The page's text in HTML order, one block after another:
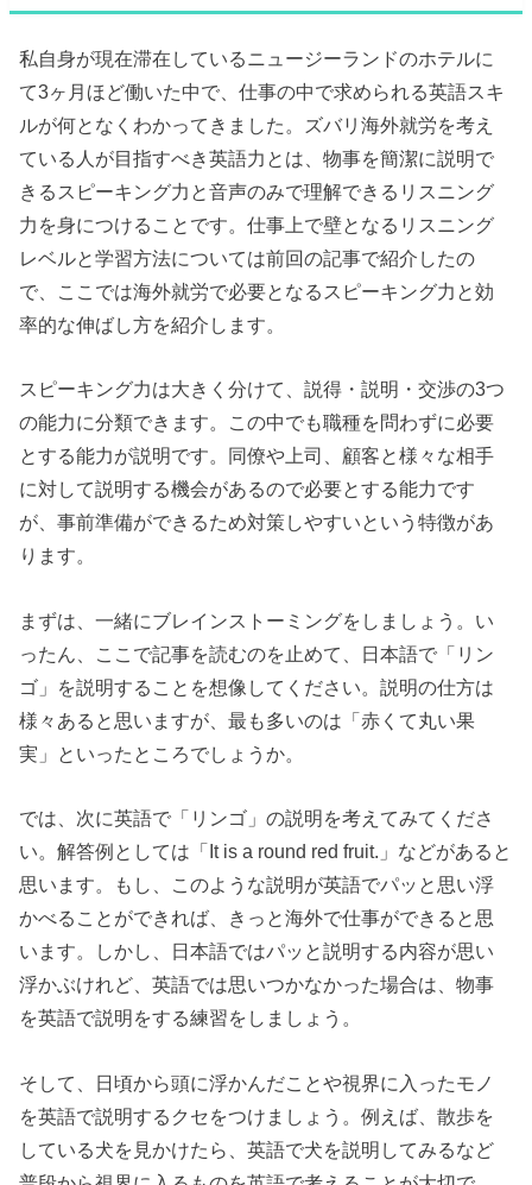
私自身が現在滞在しているニュージーランドのホテルに
て3ヶ月ほど働いた中で、仕事の中で求められる英語スキ
ルが何となくわかってきました。ズバリ海外就労を考え
ている人が目指すべき英語力とは、物事を簡潔に説明で
きるスピーキング力と音声のみで理解できるリスニング
力を身につけることです。仕事上で壁となるリスニング
レベルと学習方法については前回の記事で紹介したの
で、ここでは海外就労で必要となるスピーキング力と効
率的な伸ばし方を紹介します。
スピーキング力は大きく分けて、説得・説明・交渉の3つ
の能力に分類できます。この中でも職種を問わずに必要
とする能力が説明です。同僚や上司、顧客と様々な相手
に対して説明する機会があるので必要とする能力です
が、事前準備ができるため対策しやすいという特徴があ
ります。
まずは、一緒にブレインストーミングをしましょう。い
ったん、ここで記事を読むのを止めて、日本語で「リン
ゴ」を説明することを想像してください。説明の仕方は
様々あると思いますが、最も多いのは「赤くて丸い果
実」といったところでしょうか。
では、次に英語で「リンゴ」の説明を考えてみてくださ
い。解答例としては「It is a round red fruit.」などがあると
思います。もし、このような説明が英語でパッと思い浮
かべることができれば、きっと海外で仕事ができると思
います。しかし、日本語ではパッと説明する内容が思い
浮かぶけれど、英語では思いつかなかった場合は、物事
を英語で説明をする練習をしましょう。
そして、日頃から頭に浮かんだことや視界に入ったモノ
を英語で説明するクセをつけましょう。例えば、散歩を
している犬を見かけたら、英語で犬を説明してみるなど